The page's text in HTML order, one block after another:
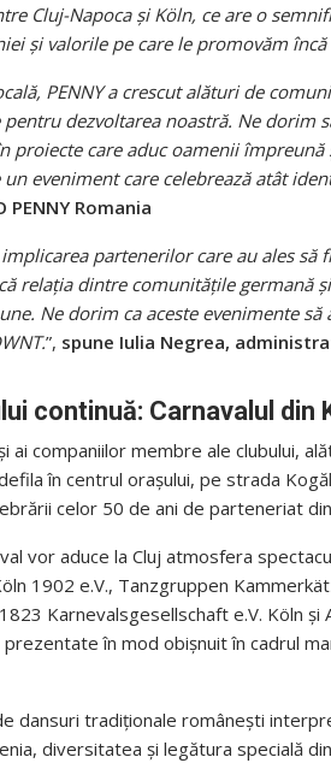
Cluj-Napoca și Köln, ce are o
și valorile pe care le promovăm
PENNY a crescut alături de
dezvoltarea noastră. Ne dorim
proiecte care aduc oamenii
eveniment care celebrează atât
PENNY Romania
partenerilor care au ales să
relația dintre comunitățile germană
Ne dorim ca aceste evenimente
”, spune Iulia Negrea,
continuă: Carnavalul din
ai companiilor membre ale clubului,
în centrul orașului, pe strada
celor 50 de ani de parteneriat
vor aduce la Cluj atmosfera
1902 e.V., Tanzgruppen
Karnevalsgesellschaft e.V. Köln
în mod obișnuit în cadrul
dansuri tradiționale românești
diversitatea și legătura specială